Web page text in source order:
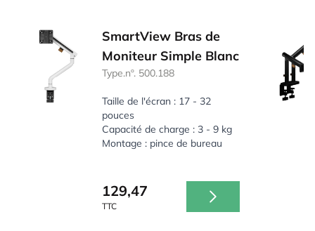
SmartView Bras de
Moniteur Simple Blanc
Type.nº. 500.188
Taille de l'écran : 17 - 32
pouces
Capacité de charge : 3 - 9 kg
Montage : pince de bureau
129,47
TTC